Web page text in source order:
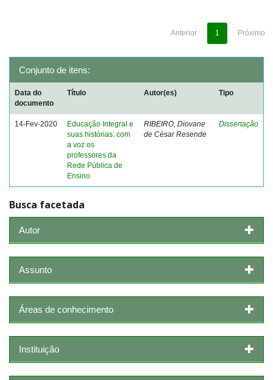
Anterior 1 Próximo
Conjunto de itens:
Data do
documento
Título Autor(es) Tipo
14-Fev-2020
Educação Integral e
suas histórias: com
a voz os
professores da
Rede Pública de
Ensino
RIBEIRO, Diovane
de César Resende
Dissertação
Busca facetada
Autor
Assunto
Áreas de conhecimento
Instituição